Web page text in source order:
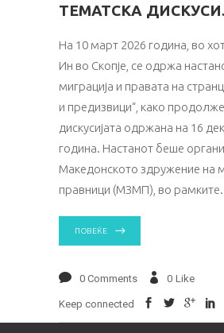
ТЕМАТСКА
На 10 март 2026 година, во
Ин во Скопје, се одржа
миграција и правата на
и предизвици“, како
дискусијата одржана на 16
година. Настанот беше
Македонското здружение на
правници (МЗМП), во рамките
ПОВЕЌЕ
0 Comments 0 Like
Keep connected